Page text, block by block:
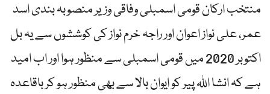
منتخب ارکان قومی اسمبلی وفاقی وزیر منصوبہ بندی اسد
عمر، علی نواز اعوان اور راجہ خرم نواز کی کوششوں سے یہ بل
اکتوبر 2020 میں قومی اسمبلی سے منظور ہوا اور اب امید
ہے کہ انشا اللہ پیر کو ایوان بالا سے بھی منظور ہو کر باقاعدہ